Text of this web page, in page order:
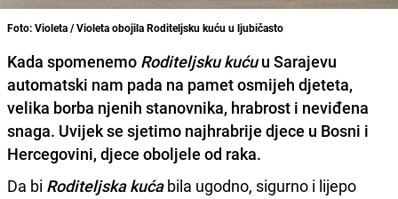
Foto: Violeta / Violeta obojila Roditeljsku kuću u ljubičasto
Kada spomenemo Roditeljsku kućuu Sarajevu
automatski nam pada na pametosmijeh djeteta,
velika borba njenih stanovnika, hrabrost i neviđena
snaga. Uvijek se sjetimo najhrabrije djece u Bosni i
Hercegovini, djece oboljele od raka.
Da bi Roditeljska kućabila ugodno, sigurno i lijepo